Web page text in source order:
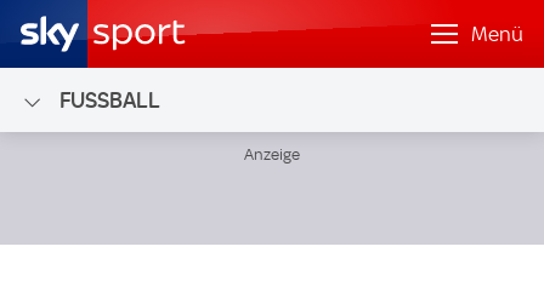
Menü
FUSSBALL